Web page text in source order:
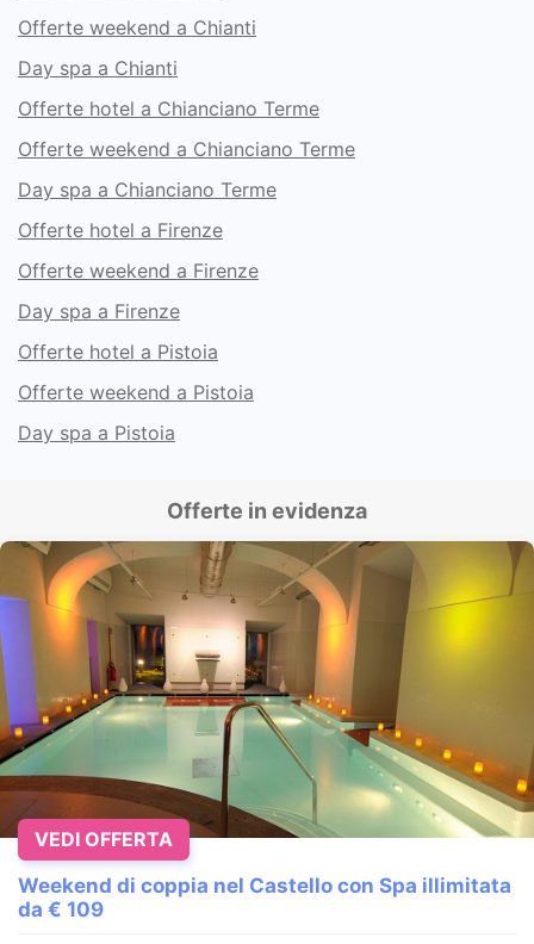
Offerte weekend a Chianti
Day spa a Chianti
Offerte hotel a Chianciano Terme
Offerte weekend a Chianciano Terme
Day spa a Chianciano Terme
Offerte hotel a Firenze
Offerte weekend a Firenze
Day spa a Firenze
Offerte hotel a Pistoia
Offerte weekend a Pistoia
Day spa a Pistoia
Offerte in evidenza
Weekend di coppia nel Castello con Spa illimitata
da € 109
VEDI OFFERTA